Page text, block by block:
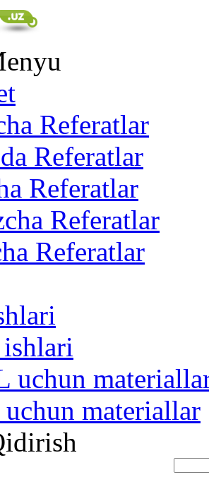
Referatlar
Referatlar
Referatlar
Referatlar
Referatlar
uchun
materiallar